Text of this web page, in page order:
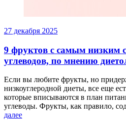
27 декабря 2025
9 фруктов с самым низким
углеводов, по мнению
Если вы любите фрукты, но
низкоуглеродной диеты, все еще
которые вписываются в план
углеводы. Фрукты, как правило,
далее